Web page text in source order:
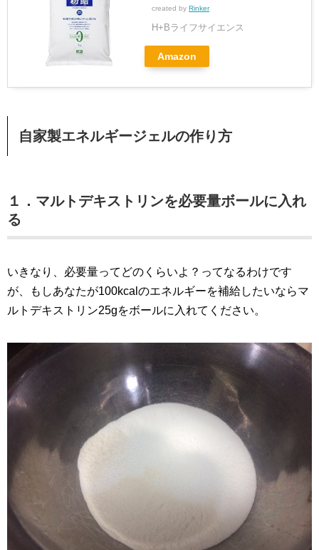
created by Rinker
H+Bライフサイエンス
Amazon
自家製エネルギージェルの作り方
１．マルトデキストリンを必要量ボールに入れ
る
いきなり、必要量ってどのくらいよ？ってなるわけです
が、もしあなたが100kcalのエネルギーを補給したいならマ
ルトデキストリン25gをボールに入れてください。